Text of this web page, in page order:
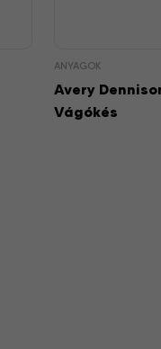
ANYAGOK
Avery
Vágókés